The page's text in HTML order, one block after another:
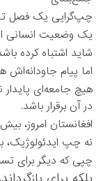
چپ‌گرایی یک فصل
یک وضعیت انسانی
شاید اشتباه کرده
اما پیام جاودانه‌اش
هیچ جامعه‌ای
در آن برقرار باشد.
افغانستان امروز،
نه چپ ایدئولوژیک،
چپی که دیگر برای